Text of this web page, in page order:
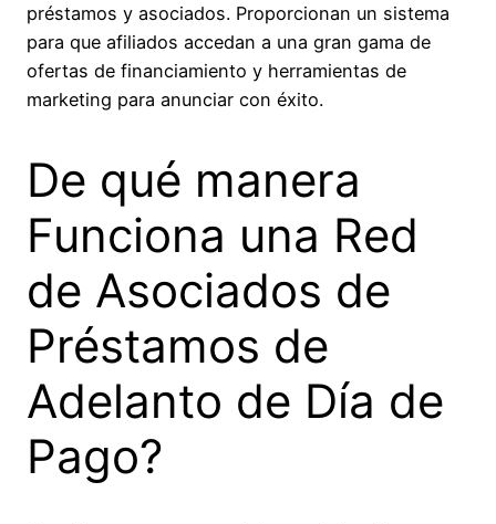
préstamos y asociados. Proporcionan un sistema
para que afiliados accedan a una gran gama de
ofertas de financiamiento y herramientas de
marketing para anunciar con éxito.
De qué manera
Funciona una Red
de Asociados de
Préstamos de
Adelanto de Día de
Pago?